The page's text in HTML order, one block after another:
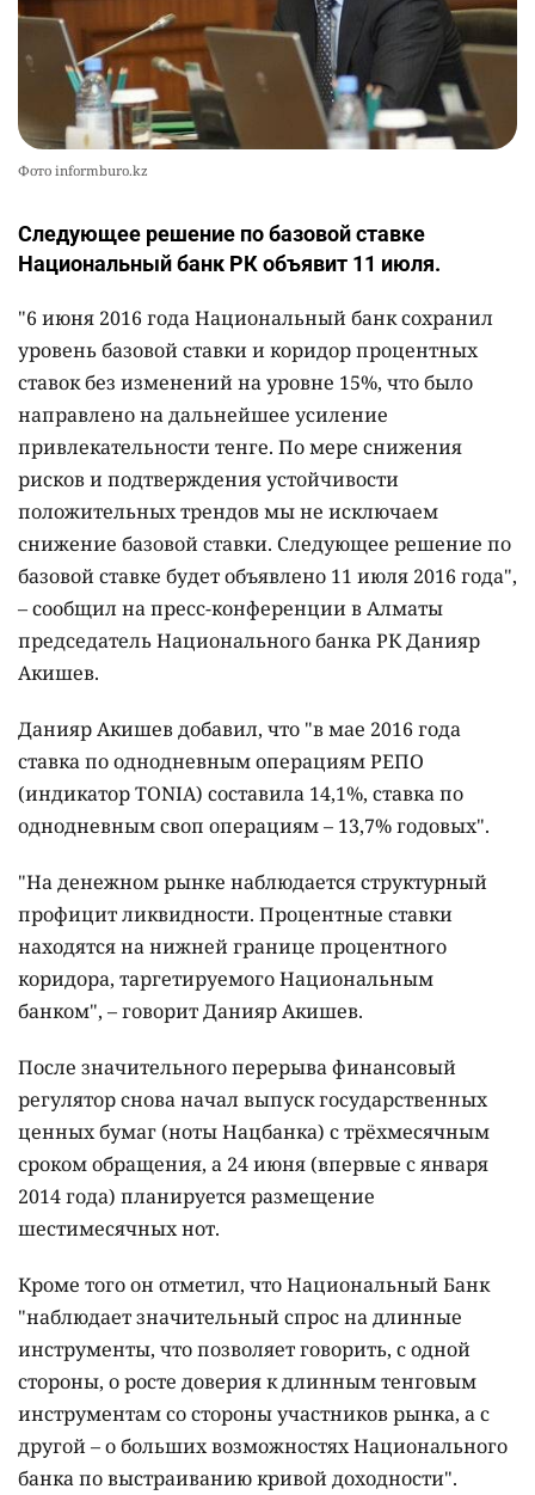
Фото informburo.kz
Следующее решение по базовой ставке
Национальный банк РК объявит 11 июля.
"6 июня 2016 года Национальный банк сохранил
уровень базовой ставки и коридор процентных
ставок без изменений на уровне 15%, что было
направлено на дальнейшее усиление
привлекательности тенге. По мере снижения
рисков и подтверждения устойчивости
положительных трендов мы не исключаем
снижение базовой ставки. Следующее решение по
базовой ставке будет объявлено 11 июля 2016 года",
– сообщил на пресс-конференции в Алматы
председатель Национального банка РК Данияр
Акишев.
Данияр Акишев добавил, что "в мае 2016 года
ставка по однодневным операциям РЕПО
(индикатор TONIA) составила 14,1%, ставка по
однодневным своп операциям – 13,7% годовых".
"На денежном рынке наблюдается структурный
профицит ликвидности. Процентные ставки
находятся на нижней границе процентного
коридора, таргетируемого Национальным
банком", – говорит Данияр Акишев.
После значительного перерыва финансовый
регулятор снова начал выпуск государственных
ценных бумаг (ноты Нацбанка) с трёхмесячным
сроком обращения, а 24 июня (впервые с января
2014 года) планируется размещение
шестимесячных нот.
Кроме того он отметил, что Национальный Банк
"наблюдает значительный спрос на длинные
инструменты, что позволяет говорить, с одной
стороны, о росте доверия к длинным тенговым
инструментам со стороны участников рынка, а с
другой – о больших возможностях Национального
банка по выстраиванию кривой доходности".